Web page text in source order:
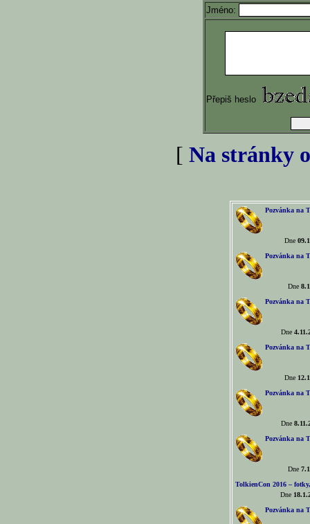
Jméno:
Přepiš heslo
[ Na stránky
Pozvánka na
Dne
Pozvánka na
Dne
Pozvánka na
Dne
Pozvánka na
Dne
Pozvánka na
Dne
Pozvánka na
Dne
TolkienCon 2016 –
Dne
Pozvánka na